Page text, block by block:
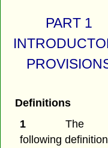
PART 1
Definitions
1
The
following